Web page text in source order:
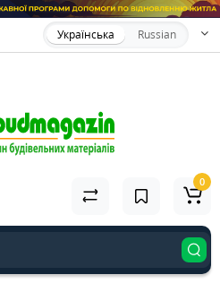
Українська Russian
0